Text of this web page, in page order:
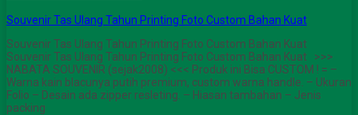
Souvenir Tas Ulang Tahun Printing Foto Custom Bahan Kuat
Souvenir Tas Ulang Tahun Printing Foto Custom Bahan Kuat
Souvenir Tas Ulang Tahun Printing Foto Custom Bahan Kuat >>>
NABATA SOUVENIR (sejak2008) <<< Produk ini Bisa CUSTOM ! = –
Warna kain blacunya putih premium, custom warna handle. – Ukuran
Folio – Desain ada zipper resleting. – Hiasan tambahan – Jenis
packing